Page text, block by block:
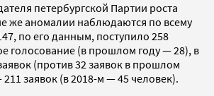
петербургской Партии роста
же аномалии наблюдаются по всему
по его данным, поступило 258
голосование (в прошлом году — 28), в
(против 32 заявок в прошлом
заявок (в 2018-м — 45 человек).